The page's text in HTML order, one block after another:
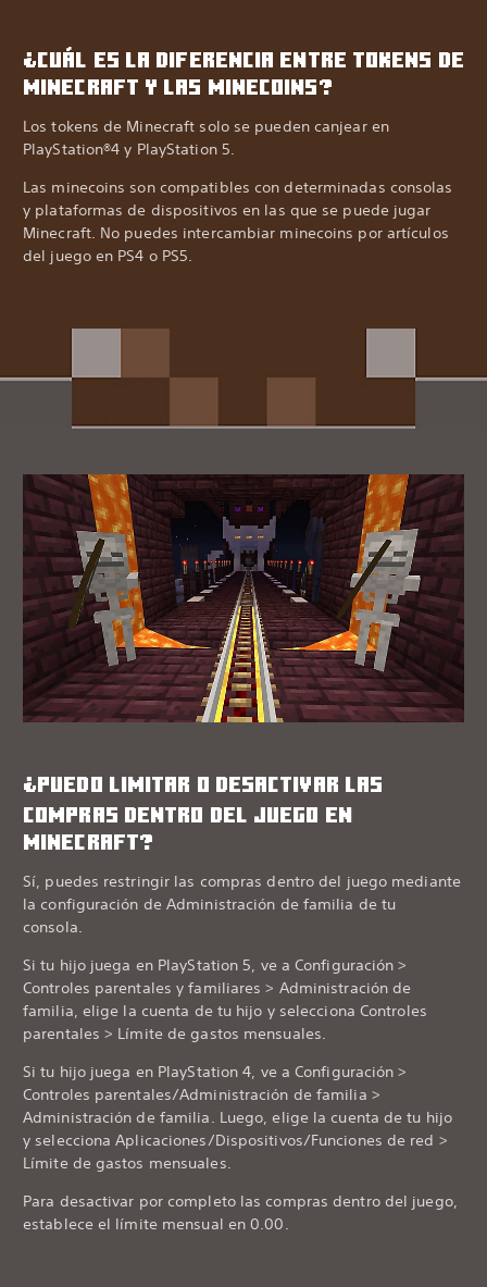
¿CUÁL ES LA DIFERENCIA ENTRE TOKENS DE
MINECRAFT Y LAS MINECOINS?
Los tokens de Minecraft solo se pueden canjear en
PlayStation®4 y PlayStation 5.
Las minecoins son compatibles con determinadas consolas
y plataformas de dispositivos en las que se puede jugar
Minecraft. No puedes intercambiar minecoins por artículos
del juego en PS4 o PS5.
¿PUEDO LIMITAR O DESACTIVAR LAS
COMPRAS DENTRO DEL JUEGO EN
MINECRAFT?
Sí, puedes restringir las compras dentro del juego mediante
la configuración de Administración de familia de tu
consola.
Si tu hijo juega en PlayStation 5, ve a Configuración >
Controles parentales y familiares > Administración de
familia, elige la cuenta de tu hijo y selecciona Controles
parentales > Límite de gastos mensuales.
Si tu hijo juega en PlayStation 4, ve a Configuración >
Controles parentales/Administración de familia >
Administración de familia. Luego, elige la cuenta de tu hijo
y selecciona Aplicaciones/Dispositivos/Funciones de red >
Límite de gastos mensuales.
Para desactivar por completo las compras dentro del juego,
establece el límite mensual en 0.00.